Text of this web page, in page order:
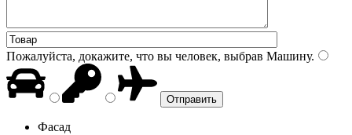
Пожалуйста, докажите, что вы человек, выбрав Машину.
Фасад